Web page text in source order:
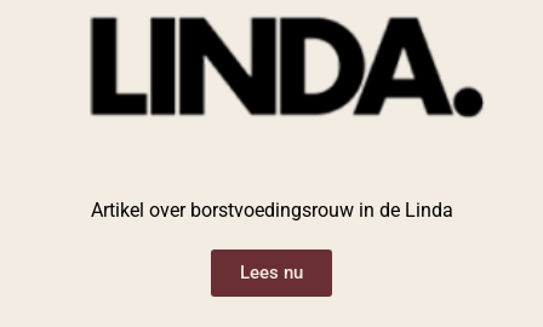
Artikel over borstvoedingsrouw in de Linda
Lees nu